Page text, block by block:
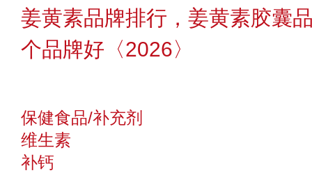
姜黄素品牌排行，姜黄素胶囊
个品牌好〈2026〉
保健食品/补充剂
维生素
补钙